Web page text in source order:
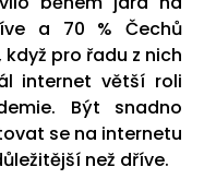
a 70 % Čechů
pro řadu z nich
internet větší roli
Být snadno
se na internetu
než dříve.